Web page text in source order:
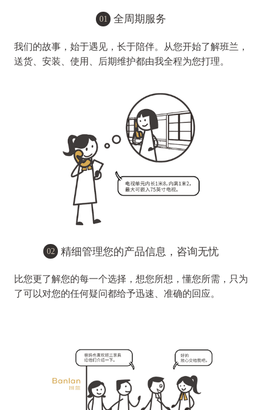
01 全周期服务
我们的故事，始于遇见，长于陪伴。从您开始了解班兰，
送货、安装、使用、后期维护都由我全程为您打理。
02 精细管理您的产品信息，咨询无忧
比您更了解您的每一个选择，想您所想，懂您所需，只为
了可以对您的任何疑问都给予迅速、准确的回应。